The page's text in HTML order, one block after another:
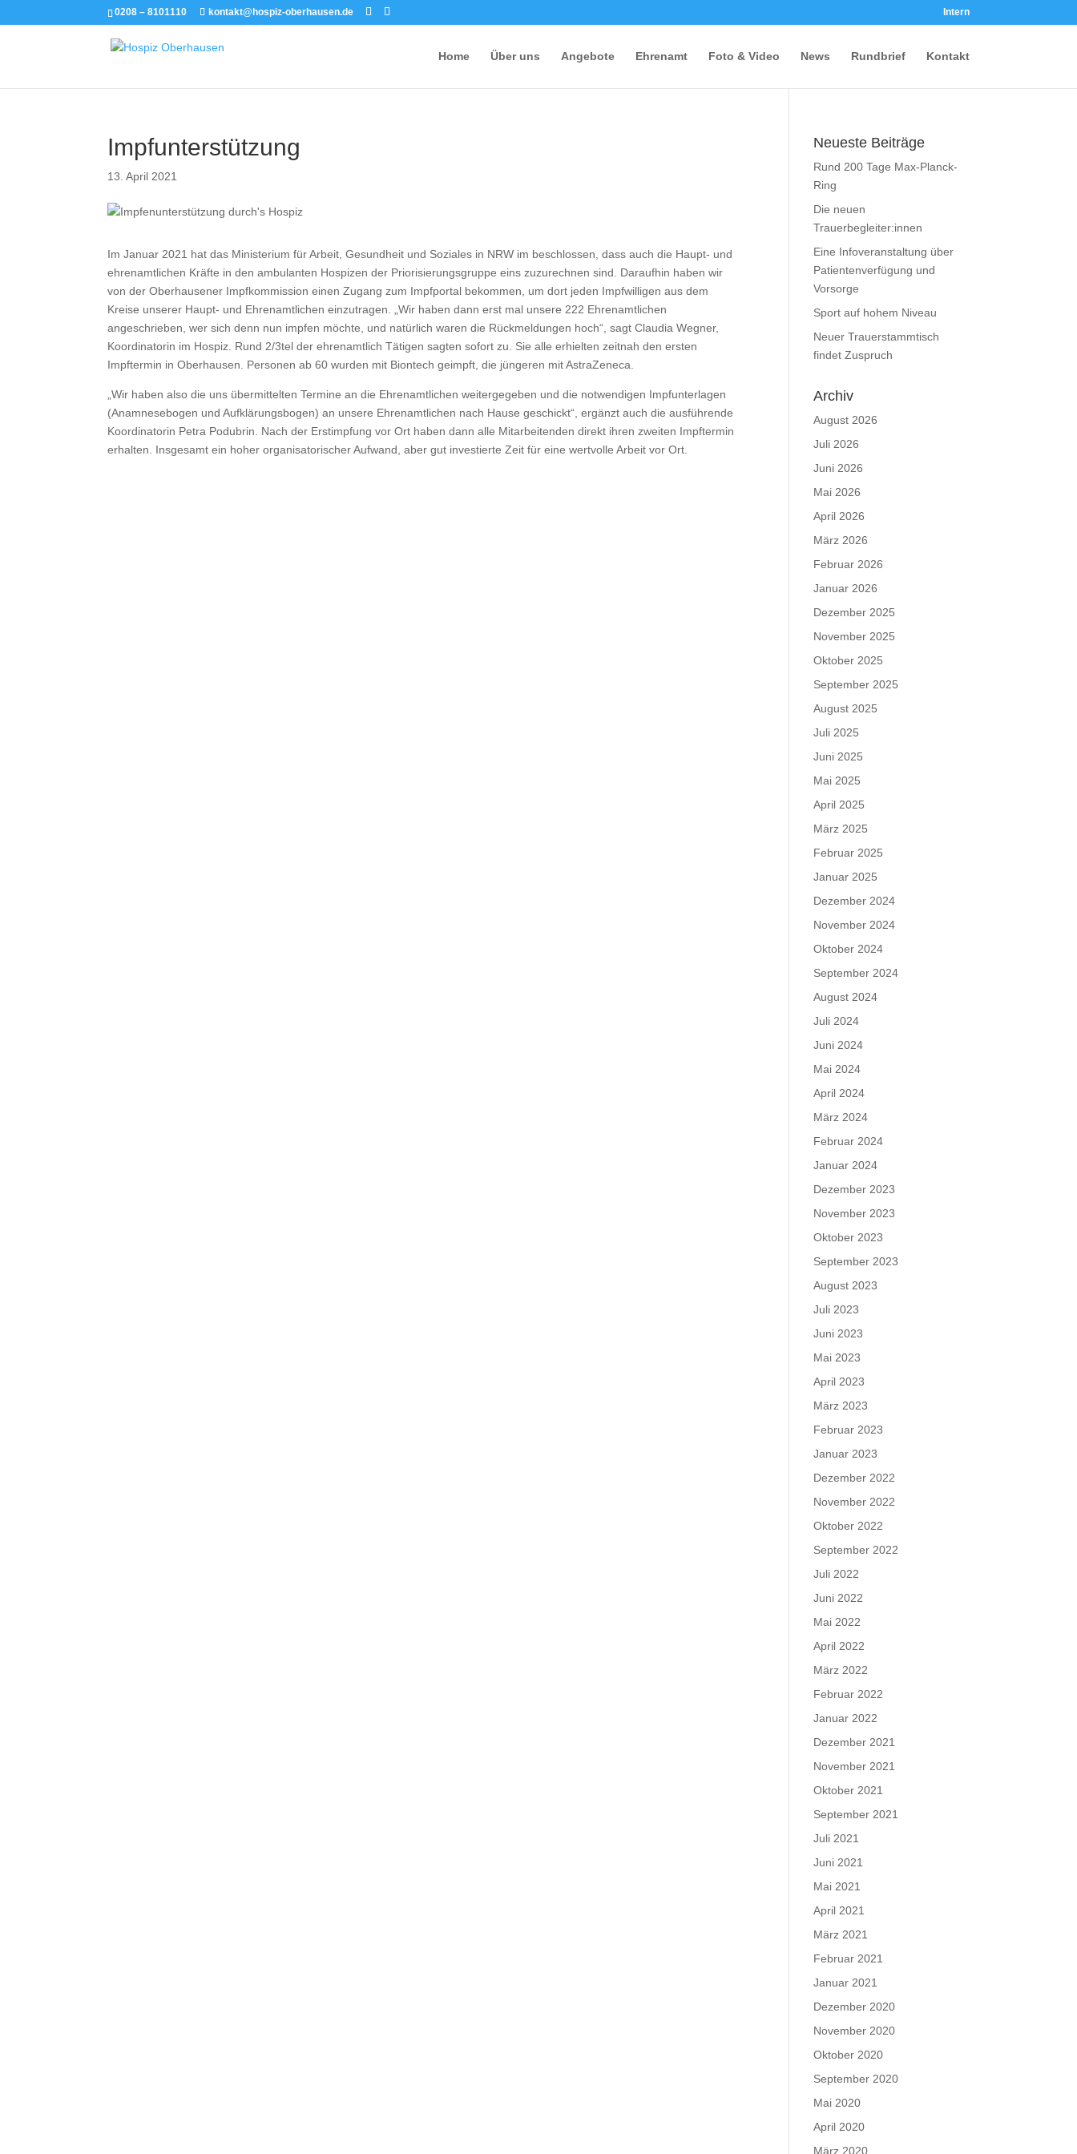
0208 – 8101110 kontakt@hospiz-oberhausen.de Intern
Home Über uns Angebote Ehrenamt Foto & Video News Rundbrief Kontakt
Impfunterstützung
13. April 2021
Im Januar 2021 hat das Ministerium für Arbeit, Gesundheit und Soziales in NRW im beschlossen, dass auch die Haupt- und
ehrenamtlichen Kräfte in den ambulanten Hospizen der Priorisierungsgruppe eins zuzurechnen sind. Daraufhin haben wir
von der Oberhausener Impfkommission einen Zugang zum Impfportal bekommen, um dort jeden Impfwilligen aus dem
Kreise unserer Haupt- und Ehrenamtlichen einzutragen. „Wir haben dann erst mal unsere 222 Ehrenamtlichen
angeschrieben, wer sich denn nun impfen möchte, und natürlich waren die Rückmeldungen hoch“, sagt Claudia Wegner,
Koordinatorin im Hospiz. Rund 2/3tel der ehrenamtlich Tätigen sagten sofort zu. Sie alle erhielten zeitnah den ersten
Impftermin in Oberhausen. Personen ab 60 wurden mit Biontech geimpft, die jüngeren mit AstraZeneca.
„Wir haben also die uns übermittelten Termine an die Ehrenamtlichen weitergegeben und die notwendigen Impfunterlagen
(Anamnesebogen und Aufklärungsbogen) an unsere Ehrenamtlichen nach Hause geschickt“, ergänzt auch die ausführende
Koordinatorin Petra Podubrin. Nach der Erstimpfung vor Ort haben dann alle Mitarbeitenden direkt ihren zweiten Impftermin
erhalten. Insgesamt ein hoher organisatorischer Aufwand, aber gut investierte Zeit für eine wertvolle Arbeit vor Ort.
Neueste Beiträge
Rund 200 Tage Max-Planck-
Ring
Die neuen
Trauerbegleiter:innen
Eine Infoveranstaltung über
Patientenverfügung und
Vorsorge
Sport auf hohem Niveau
Neuer Trauerstammtisch
findet Zuspruch
Archiv
August 2026
Juli 2026
Juni 2026
Mai 2026
April 2026
März 2026
Februar 2026
Januar 2026
Dezember 2025
November 2025
Oktober 2025
September 2025
August 2025
Juli 2025
Juni 2025
Mai 2025
April 2025
März 2025
Februar 2025
Januar 2025
Dezember 2024
November 2024
Oktober 2024
September 2024
August 2024
Juli 2024
Juni 2024
Mai 2024
April 2024
März 2024
Februar 2024
Januar 2024
Dezember 2023
November 2023
Oktober 2023
September 2023
August 2023
Juli 2023
Juni 2023
Mai 2023
April 2023
März 2023
Februar 2023
Januar 2023
Dezember 2022
November 2022
Oktober 2022
September 2022
Juli 2022
Juni 2022
Mai 2022
April 2022
März 2022
Februar 2022
Januar 2022
Dezember 2021
November 2021
Oktober 2021
September 2021
Juli 2021
Juni 2021
Mai 2021
April 2021
März 2021
Februar 2021
Januar 2021
Dezember 2020
November 2020
Oktober 2020
September 2020
Mai 2020
April 2020
März 2020